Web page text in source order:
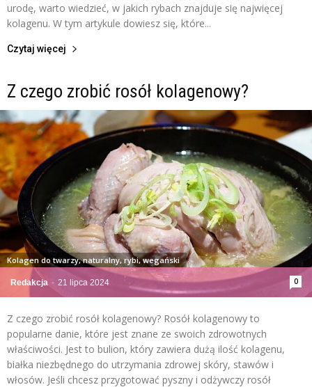
urodę, warto wiedzieć, w jakich rybach znajduje się najwięcej
kolagenu. W tym artykule dowiesz się, które...
Czytaj więcej
Z czego zrobić rosół kolagenowy?
Redakcja - 21 lipca 2024 0
Kolagen do twarzy, naturalny, rybi, wegański
Z czego zrobić rosół kolagenowy? Rosół kolagenowy to
popularne danie, które jest znane ze swoich zdrowotnych
właściwości. Jest to bulion, który zawiera dużą ilość kolagenu,
białka niezbędnego do utrzymania zdrowej skóry, stawów i
włosów. Jeśli chcesz przygotować pyszny i odżywczy rosół